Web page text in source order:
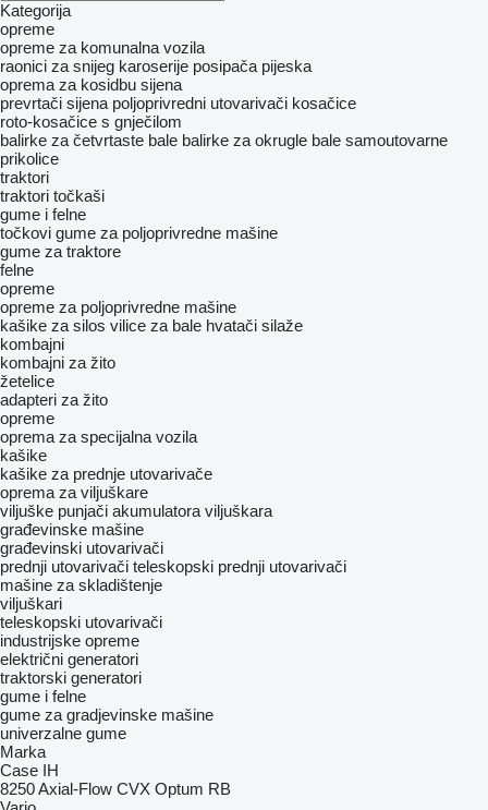
Kategorija
opreme
opreme za komunalna vozila
raonici za snijeg karoserije posipača pijeska
oprema za kosidbu sijena
prevrtači sijena poljoprivredni utovarivači kosačice
roto-kosačice s gnječilom
balirke za četvrtaste bale balirke za okrugle bale samoutovarne
prikolice
traktori
traktori točkaši
gume i felne
točkovi gume za poljoprivredne mašine
gume za traktore
felne
opreme
opreme za poljoprivredne mašine
kašike za silos vilice za bale hvatači silaže
kombajni
kombajni za žito
žetelice
adapteri za žito
opreme
oprema za specijalna vozila
kašike
kašike za prednje utovarivače
oprema za viljuškare
viljuške punjači akumulatora viljuškara
građevinske mašine
građevinski utovarivači
prednji utovarivači teleskopski prednji utovarivači
mašine za skladištenje
viljuškari
teleskopski utovarivači
industrijske opreme
električni generatori
traktorski generatori
gume i felne
gume za gradjevinske mašine
univerzalne gume
Marka
Case IH
8250Axial-Flow CVX Optum RB